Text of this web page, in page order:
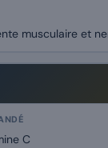
musculaire et
C